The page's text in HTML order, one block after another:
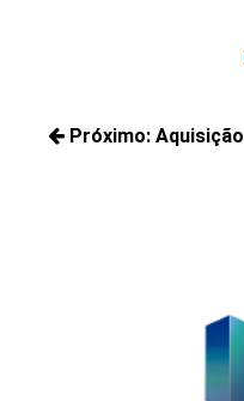
Navegação
Próximo: Aquisição